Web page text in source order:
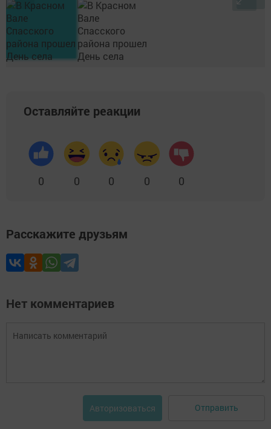
Оставляйте реакции
0 0 0 0 0
Расскажите друзьям
Нет комментариев
Авторизоваться Отправить